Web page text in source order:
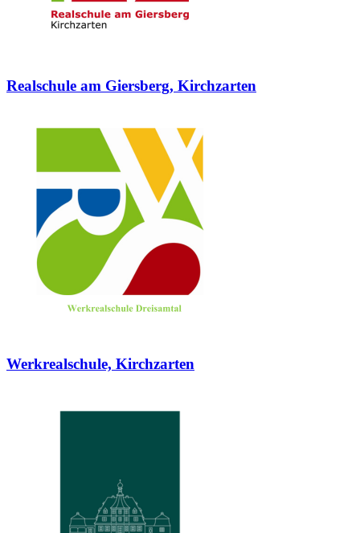
Realschule am Giersberg, Kirchzarten
Werkrealschule, Kirchzarten